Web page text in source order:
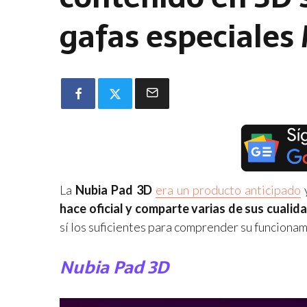
gafas especiales
La Nubia Pad 3D era un producto anticipado
hace oficial y comparte varias de sus
sí los suficientes para comprender su
Nubia Pad 3D